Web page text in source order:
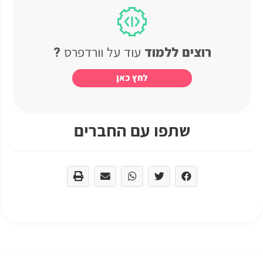
רוצים ללמוד עוד על וורדפרס ?
לחץ כאן
שתפו עם החברים